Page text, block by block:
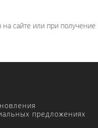
или при получение
предложениях